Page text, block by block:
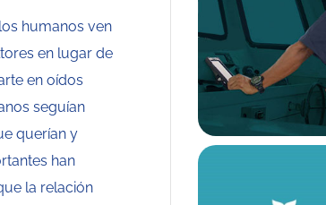
humanos ven
en lugar de
en oídos
seguían
querían y
han
la relación